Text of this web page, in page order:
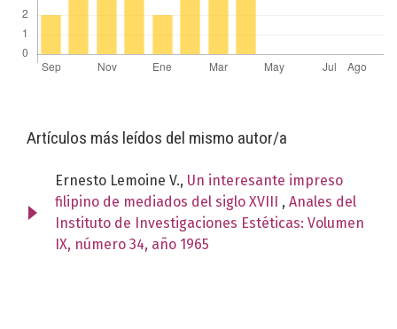
Artículos más leídos del mismo autor/a
Ernesto Lemoine V., Un interesante impreso
filipino de mediados del siglo XVIII , Anales del
Instituto de Investigaciones Estéticas: Volumen
IX, número 34, año 1965